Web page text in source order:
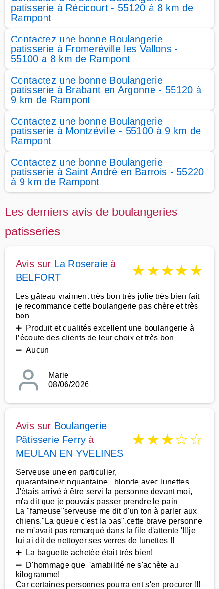
patisserie à Récicourt - 55120 à 8 km de
Rampont
Contactez une bonne Boulangerie
patisserie à Fromeréville les Vallons -
55100 à 8 km de Rampont
Contactez une bonne Boulangerie
patisserie à Brabant en Argonne - 55120 à
9 km de Rampont
Contactez une bonne Boulangerie
patisserie à Montzéville - 55100 à 9 km de
Rampont
Contactez une bonne Boulangerie
patisserie à Saint André en Barrois - 55220
à 9 km de Rampont
Les derniers avis de boulangeries
patisseries
Avis sur La Roseraie à
BELFORT
★★★★★
Les gâteau vraiment très bon très jolie très bien fait
je recommande cette boulangerie pas chère et très
bon
➕ Produit et qualités excellent une boulangerie à
l’écoute des clients de leur choix et très bon
➖ Aucun
Marie
08/06/2026
Avis sur Boulangerie
Pâtisserie Ferry à
MEULAN EN YVELINES
★★★☆☆
Serveuse une en particulier,
quarantaine/cinquantaine , blonde avec lunettes.
J'étais arrivé à être servi la personne devant moi,
m'a dit que je pouvais passer prendre le pain
La "fameuse"serveuse me dit d'un ton à parler aux
chiens."La queue c'est la bas".cette brave personne
ne m'avait pas remarqué dans la file d'attente '!!!je
lui ai dit de nettoyer ses verres de lunettes !!!
➕ La baguette achetée était très bien!
➖ D'hommage que l'amabilité ne s'achète au
kilogramme!
Car certaines personnes pourraient s'en procurer !!!